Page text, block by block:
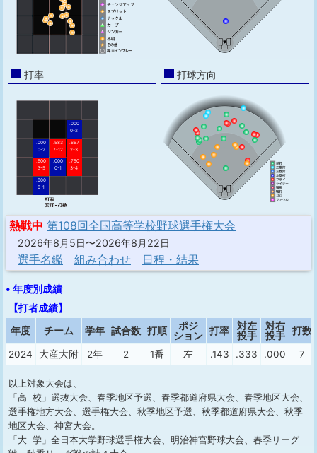
打率
.000
0-2
.000
0-2
.583
7-12
.667
2-3
.600
3-5
.000
0-1
.750
3-4
.000
0-1
打球方向
熱戦中 第108回全国高等学校野球選手権大会
2026年8月5日〜2026年8月22日
選手名鑑 組み合わせ 日程・結果
• 年度別成績
【打者成績】
年度
チーム 学年 試合数 打順
ポジ
ション 打率
対左
投手
対右
投手
打数
2024 大産大附 2年 2 1番 左 .143 .333 .000 7
以上対象大会は、
「高 校」選抜大会、春季地区予選、春季都道府県大会、春季地区大会、
選手権地方大会、選手権大会、秋季地区予選、秋季都道府県大会、秋季
地区大会、神宮大会。
「大 学」全日本大学野球選手権大会、明治神宮野球大会、春季リーグ